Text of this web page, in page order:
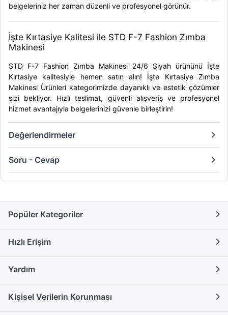
belgeleriniz her zaman düzenli ve profesyonel görünür.
İşte Kırtasiye Kalitesi ile STD F-7 Fashion Zımba
Makinesi
STD F-7 Fashion Zımba Makinesi 24/6 Siyah ürününü İşte
Kırtasiye kalitesiyle hemen satın alın! İşte Kırtasiye Zımba
Makinesi Ürünlerikategorimizde dayanıklı ve estetik çözümler
sizi bekliyor. Hızlı teslimat, güvenli alışveriş ve profesyonel
hizmet avantajıyla belgelerinizi güvenle birleştirin!
Değerlendirmeler
Soru - Cevap
Popüler Kategoriler
Hızlı Erişim
Yardım
Kişisel Verilerin Korunması